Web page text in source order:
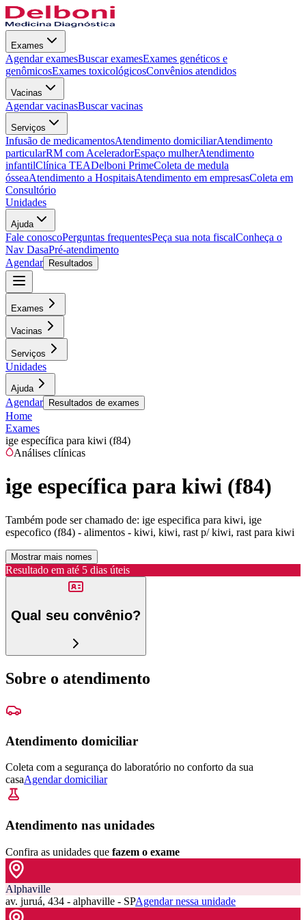
Exames
Agendar examesBuscar examesExames genéticos e
genômicosExames toxicológicosConvênios atendidos
Vacinas
Agendar vacinasBuscar vacinas
Serviços
Infusão de medicamentosAtendimento domiciliarAtendimento
particularRM com AceleradorEspaço mulherAtendimento
infantilClínica TEADelboni PrimeColeta de medula
ósseaAtendimento a HospitaisAtendimento em empresasColeta em
Consultório
Unidades
Ajuda
Fale conoscoPerguntas frequentesPeça sua nota fiscalConheça o
Nav DasaPré-atendimento
Agendar
Resultados
Exames
Vacinas
Serviços
Unidades
Ajuda
Agendar Resultados de exames
Home
Exames
ige específica para kiwi (f84)
Análises clínicas
ige específica para kiwi (f84)
Também pode ser chamado de: ige especifica para kiwi, ige
especofico (f84) - alimentos - kiwi, kiwi, rast p/ kiwi, rast para kiwi
Mostrar mais nomes
Resultado em até 5 dias úteis
Qual seu convênio?
Sobre o atendimento
Atendimento domiciliar
Coleta com a segurança do laboratório no conforto da sua
casaAgendar domiciliar
Atendimento nas unidades
Confira as unidades que fazem o exame
Alphaville
av. juruá, 434 - alphaville - SPAgendar nessa unidade